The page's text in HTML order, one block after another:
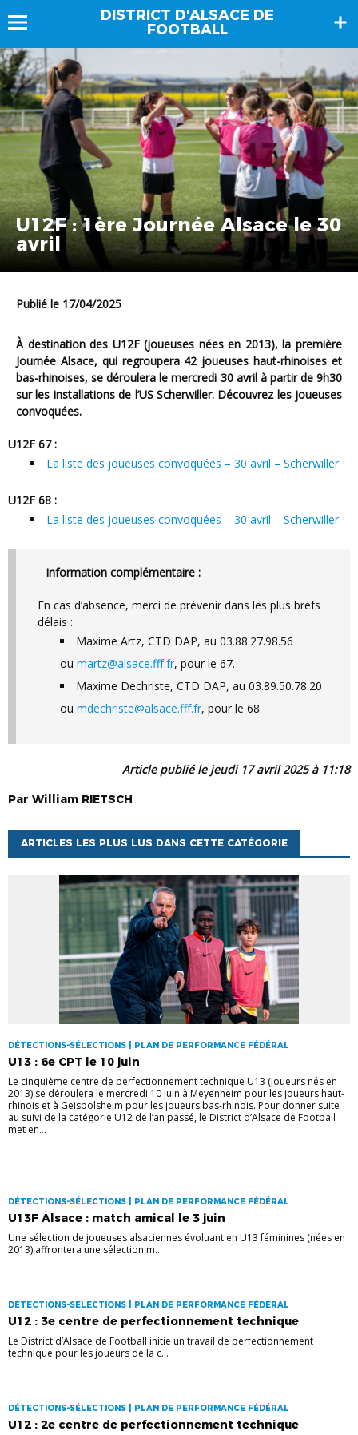
DISTRICT D'ALSACE DE
FOOTBALL
U12F : 1ère Journée Alsace le 30
avril
Publié le 17/04/2025
À destination des U12F (joueuses nées en 2013), la première
Journée Alsace, qui regroupera 42 joueuses haut-rhinoises et
bas-rhinoises, se déroulera le mercredi 30 avril à partir de 9h30
sur les installations de l’US Scherwiller. Découvrez les joueuses
convoquées.
U12F 67 :
La liste des joueuses convoquées – 30 avril – Scherwiller
U12F 68 :
La liste des joueuses convoquées – 30 avril – Scherwiller
Information complémentaire :
En cas d’absence, merci de prévenir dans les plus brefs
délais :
Maxime Artz, CTD DAP, au 03.88.27.98.56
ou martz@alsace.fff.fr, pour le 67.
Maxime Dechriste, CTD DAP, au 03.89.50.78.20
ou mdechriste@alsace.fff.fr, pour le 68.
Article publié le jeudi 17 avril 2025 à 11:18
Par William RIETSCH
ARTICLES LES PLUS LUS DANS CETTE CATÉGORIE
DÉTECTIONS-SÉLECTIONS | PLAN DE PERFORMANCE FÉDÉRAL
U13 : 6e CPT le 10 juin
Le cinquième centre de perfectionnement technique U13 (joueurs nés en
2013) se déroulera le mercredi 10 juin à Meyenheim pour les joueurs haut-
rhinois et à Geispolsheim pour les joueurs bas-rhinois. Pour donner suite
au suivi de la catégorie U12 de l’an passé, le District d’Alsace de Football
met en...
DÉTECTIONS-SÉLECTIONS | PLAN DE PERFORMANCE FÉDÉRAL
U13F Alsace : match amical le 3 juin
Une sélection de joueuses alsaciennes évoluant en U13 féminines (nées en
2013) affrontera une sélection m...
DÉTECTIONS-SÉLECTIONS | PLAN DE PERFORMANCE FÉDÉRAL
U12 : 3e centre de perfectionnement technique
Le District d’Alsace de Football initie un travail de perfectionnement
technique pour les joueurs de la c...
DÉTECTIONS-SÉLECTIONS | PLAN DE PERFORMANCE FÉDÉRAL
U12 : 2e centre de perfectionnement technique